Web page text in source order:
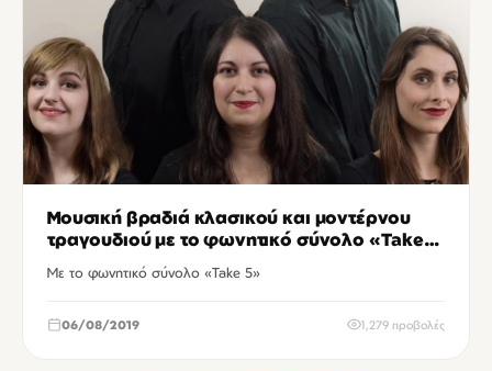
Μουσική βραδιά κλασικού και μοντέρνου
τραγουδιού με το φωνητικό σύνολο «Take
Με το φωνητικό σύνολο «Take 5»
06/08/2019 1,279 προβολές